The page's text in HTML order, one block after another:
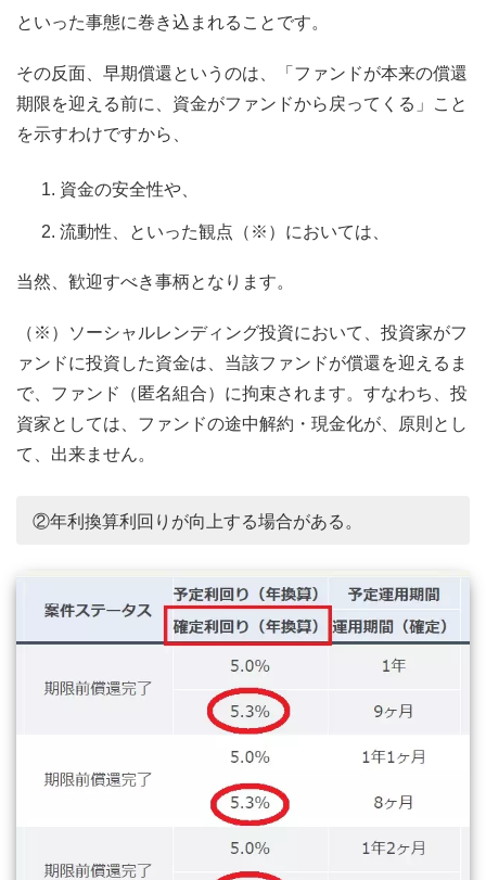
といった事態に巻き込まれることです。
その反面、早期償還というのは、「ファンドが本来の償還
期限を迎える前に、資金がファンドから戻ってくる」こと
を示すわけですから、
資金の安全性や、
流動性、といった観点（※）においては、
当然、歓迎すべき事柄となります。
（※）ソーシャルレンディング投資において、投資家がフ
ァンドに投資した資金は、当該ファンドが償還を迎えるま
で、ファンド（匿名組合）に拘束されます。すなわち、投
資家としては、ファンドの途中解約・現金化が、原則とし
て、出来ません。
②年利換算利回りが向上する場合がある。